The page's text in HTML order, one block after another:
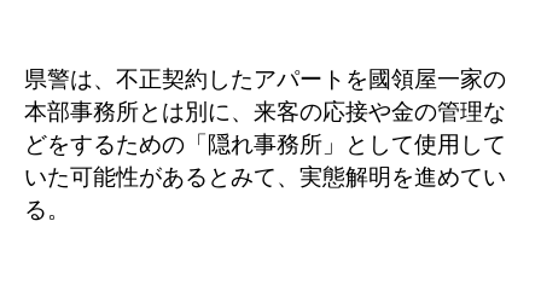
県警は、不正契約したアパートを國領屋一家の
本部事務所とは別に、来客の応接や金の管理な
どをするための「隠れ事務所」として使用して
いた可能性があるとみて、実態解明を進めてい
る。